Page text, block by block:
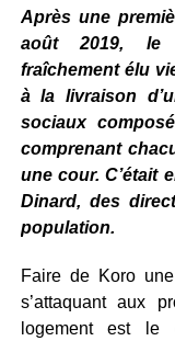
Après une
août 2019, le
fraîchement élu
à la livraison
sociaux
comprenant
une cour. C’était
Dinard, des
population.
Faire de Koro
s’attaquant aux
logement est le